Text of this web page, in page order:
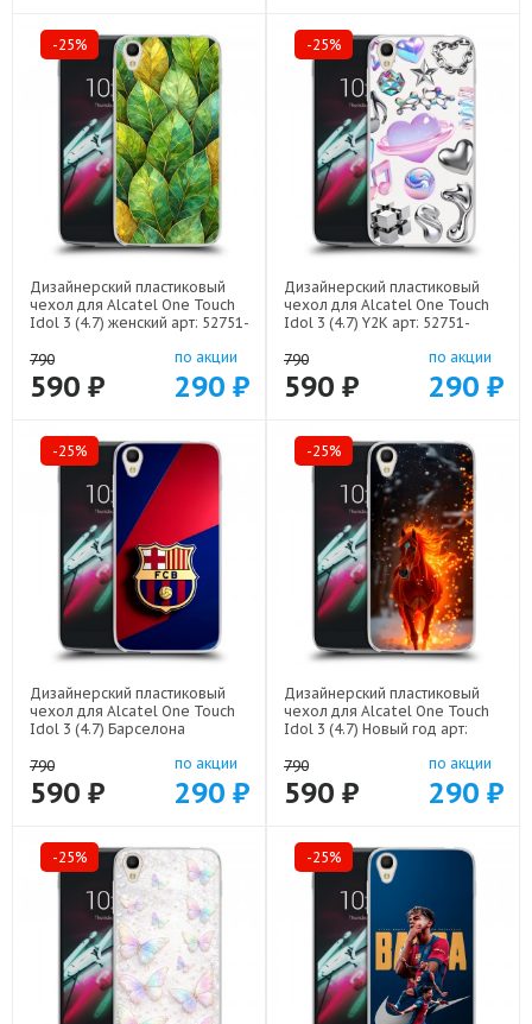
-25%
Дизайнерский пластиковый
чехол для Alcatel One Touch
Idol 3 (4.7) женский арт: 52751-
790
590 ₽
по акции
290 ₽
-25%
Дизайнерский пластиковый
чехол для Alcatel One Touch
Idol 3 (4.7) Y2K арт: 52751-
790
590 ₽
по акции
290 ₽
-25%
Дизайнерский пластиковый
чехол для Alcatel One Touch
Idol 3 (4.7) Барселона
790
590 ₽
по акции
290 ₽
-25%
Дизайнерский пластиковый
чехол для Alcatel One Touch
Idol 3 (4.7) Новый год арт:
790
590 ₽
по акции
290 ₽
-25% -25%